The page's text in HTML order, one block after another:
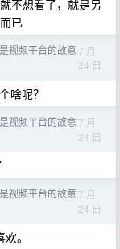
不想看了，就是另
已
视频平台的故意 7 月
24 日
啥呢？
视频平台的故意 7 月
24 日
视频平台的故意 7 月
24 日
。